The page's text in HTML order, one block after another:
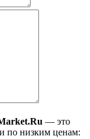
— это
по низким ценам: